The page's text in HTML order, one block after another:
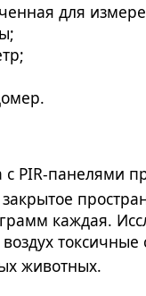
для
PIR-панелями
закрытое
каждая.
животных.